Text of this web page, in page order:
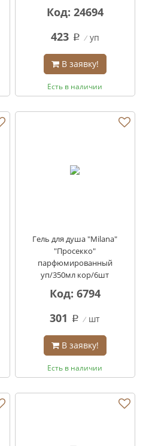
Код: 24694
423 q уп
В заявку!
Есть в наличии
Гель для душа "Milana"
"Просекко"
парфюмированный
уп/350мл кор/6шт
Код: 6794
301
q шт
В заявку!
Есть в наличии